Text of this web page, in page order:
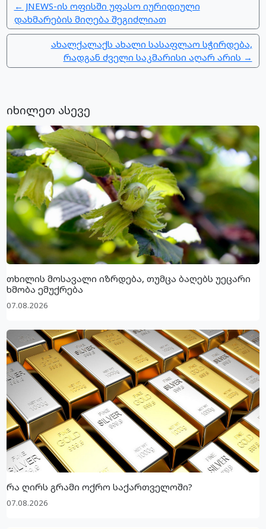
← JNEWS-ის ოფისში უფასო იურიდიული
დახმარების მიღება შეგიძლიათ
ახალქალაქს ახალი სასაფლაო სჭირდება,
რადგან ძველი საკმარისი აღარ არის →
იხილეთ ასევე
თხილის მოსავალი იზრდება, თუმცა ბაღებს უეცარი
ხმობა ემუქრება
07.08.2026
რა ღირს გრამი ოქრო საქართველოში?
07.08.2026